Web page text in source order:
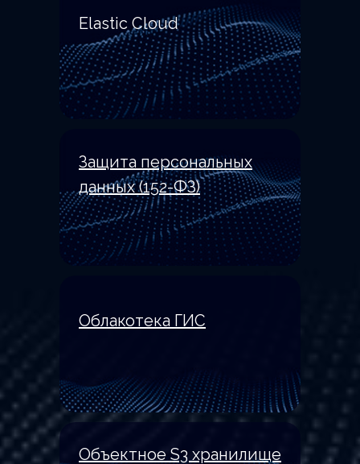
Облакотека ГИС
Elastic Cloud
Объектное S3 хранилище
Защита персональных
данных (152-ФЗ)